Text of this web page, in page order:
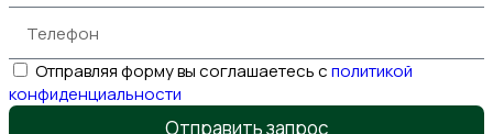
Отправляя форму вы соглашаетесь сполитикой
конфиденциальности
Отправить запрос